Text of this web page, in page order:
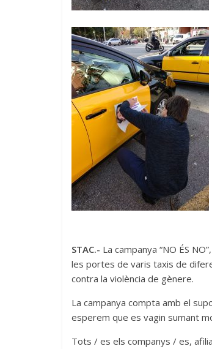
STAC.- La campanya “NO ÉS
les portes de varis taxis de
contra la violència de gènere.
La campanya compta amb el
esperem que es vagin sumant
Tots / es els companys / es,